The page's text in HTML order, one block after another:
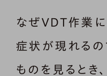
なぜVDT作業に
症状が現れるの
ものを見るとき